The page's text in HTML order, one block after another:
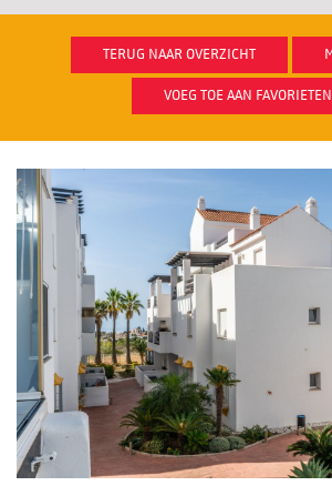
TERUG NAAR OVERZICHT
VOEG TOE AAN FAVORIETEN